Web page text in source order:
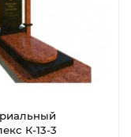
К-13-3